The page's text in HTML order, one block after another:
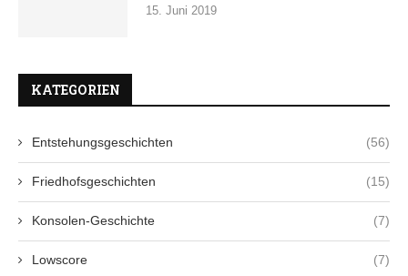
15. Juni 2019
KATEGORIEN
Entstehungsgeschichten (56)
Friedhofsgeschichten (15)
Konsolen-Geschichte (7)
Lowscore (7)